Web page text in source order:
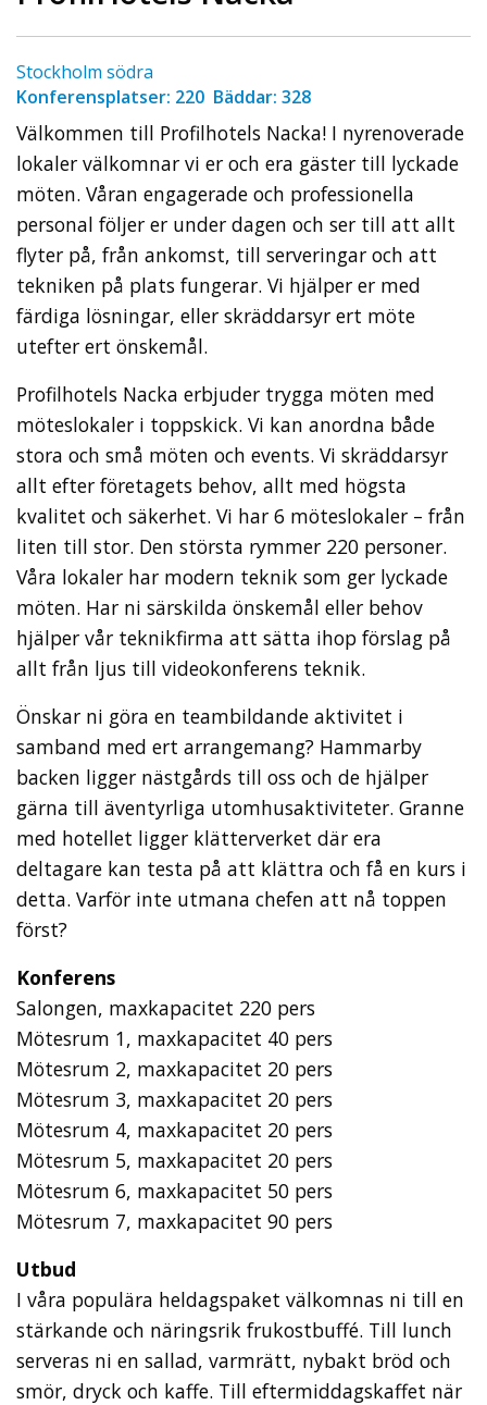
Stockholm södra
Konferensplatser: 220 Bäddar: 328
Välkommen till Profilhotels Nacka! I nyrenoverade
lokaler välkomnar vi er och era gäster till lyckade
möten. Våran engagerade och professionella
personal följer er under dagen och ser till att allt
flyter på, från ankomst, till serveringar och att
tekniken på plats fungerar. Vi hjälper er med
färdiga lösningar, eller skräddarsyr ert möte
utefter ert önskemål.
Profilhotels Nacka erbjuder trygga möten med
möteslokaler i toppskick. Vi kan anordna både
stora och små möten och events. Vi skräddarsyr
allt efter företagets behov, allt med högsta
kvalitet och säkerhet. Vi har 6 möteslokaler – från
liten till stor. Den största rymmer 220 personer.
Våra lokaler har modern teknik som ger lyckade
möten. Har ni särskilda önskemål eller behov
hjälper vår teknikfirma att sätta ihop förslag på
allt från ljus till videokonferens teknik.
Önskar ni göra en teambildande aktivitet i
samband med ert arrangemang? Hammarby
backen ligger nästgårds till oss och de hjälper
gärna till äventyrliga utomhusaktiviteter. Granne
med hotellet ligger klätterverket där era
deltagare kan testa på att klättra och få en kurs i
detta. Varför inte utmana chefen att nå toppen
först?
Konferens
Salongen, maxkapacitet 220 pers
Mötesrum 1, maxkapacitet 40 pers
Mötesrum 2, maxkapacitet 20 pers
Mötesrum 3, maxkapacitet 20 pers
Mötesrum 4, maxkapacitet 20 pers
Mötesrum 5, maxkapacitet 20 pers
Mötesrum 6, maxkapacitet 50 pers
Mötesrum 7, maxkapacitet 90 pers
Utbud
I våra populära heldagspaket välkomnas ni till en
stärkande och näringsrik frukostbuffé. Till lunch
serveras ni en sallad, varmrätt, nybakt bröd och
smör, dryck och kaffe. Till eftermiddagskaffet när